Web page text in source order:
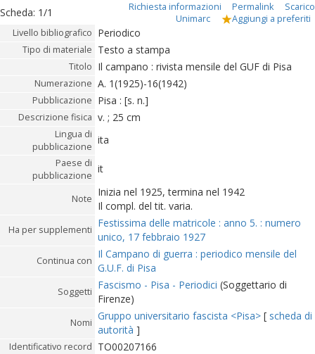
Scheda: 1/1 Richiesta informazioni Permalink
Scarico
Unimarc
Aggiungi a preferiti
Livello bibliografico Periodico
Tipo di materiale Testo a stampa
Titolo Il campano : rivista mensile del GUF di Pisa
Numerazione A. 1(1925)-16(1942)
Pubblicazione Pisa : [s. n.]
Descrizione fisica v. ; 25 cm
Lingua di
pubblicazione
ita
Paese di
pubblicazione
it
Note
Inizia nel 1925, termina nel 1942
Il compl. del tit. varia.
Ha per supplementi
Festissima delle matricole : anno 5. : numero
unico, 17 febbraio 1927
Continua con
Il Campano di guerra : periodico mensile del
G.U.F. di Pisa
Soggetti
Fascismo - Pisa - Periodici (Soggettario di
Firenze)
Nomi
Gruppo universitario fascista <Pisa> [ scheda di
autorità ]
Identificativo record TO00207166